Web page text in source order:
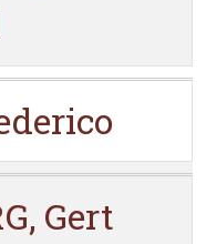
Gert